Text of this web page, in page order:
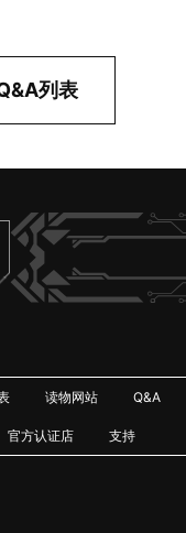
列表
读物网站 Q&A
官方认证店 支持